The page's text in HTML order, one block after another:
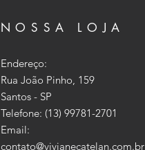
NOSSA LOJA
Endereço:
Rua João Pinho, 159
Santos - SP
Telefone: (13) 99781-2701
Email:
contato@vivianecatelan.com.br